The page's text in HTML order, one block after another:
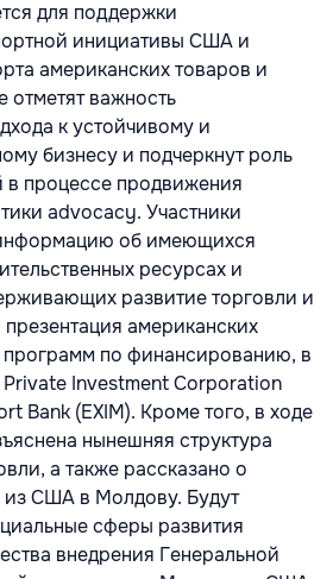
для поддержки
инициативы США и
американских товаров и
отметят важность
к устойчивому и
бизнесу и подчеркнут роль
в процессе продвижения
advocacy. Участники
об имеющихся
ресурсах и
развитие торговли и
американских
программ по финансированию, в
Private Investment Corporation
Bank (EXIM). Кроме того, в ходе
нынешняя структура
а также рассказано о
из США в Молдову. Будут
сферы развития
внедрения Генеральной